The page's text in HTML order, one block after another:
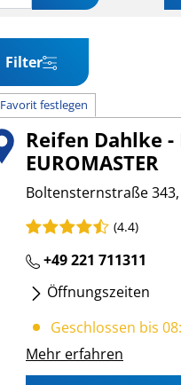
Filter
Favorit festlegen
Reifen Dahlke
EUROMASTER
Boltensternstraße
(4.4)
+49 221 711311
Öffnungszeiten
Mo- Fr:08:00 18:00
Sa
09:00 13:00
Geschlossen bis
Mehr erfahren